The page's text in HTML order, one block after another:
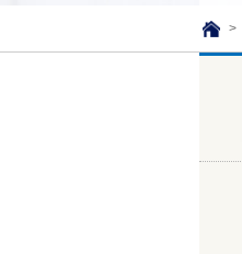
TOP